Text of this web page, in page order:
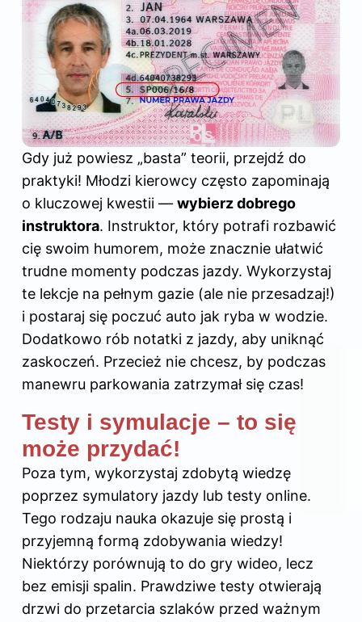
Gdy już powiesz „basta” teorii, przejdź do
praktyki! Młodzi kierowcy często zapominają
o kluczowej kwestii — wybierz dobrego
instruktora. Instruktor, który potrafi rozbawić
cię swoim humorem, może znacznie ułatwić
trudne momenty podczas jazdy. Wykorzystaj
te lekcje na pełnym gazie (ale nie przesadzaj!)
i postaraj się poczuć auto jak ryba w wodzie.
Dodatkowo rób notatki z jazdy, aby uniknąć
zaskoczeń. Przecież nie chcesz, by podczas
manewru parkowania zatrzymał się czas!
Testy i symulacje – to się
może przydać!
Poza tym, wykorzystaj zdobytą wiedzę
poprzez symulatory jazdy lub testy online.
Tego rodzaju nauka okazuje się prostą i
przyjemną formą zdobywania wiedzy!
Niektórzy porównują to do gry wideo, lecz
bez emisji spalin. Prawdziwe testy otwierają
drzwi do przetarcia szlaków przed ważnym